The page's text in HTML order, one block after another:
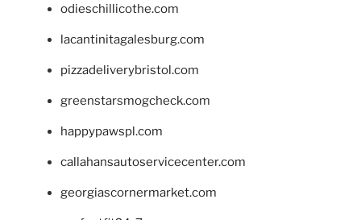
odieschillicothe.com
lacantinitagalesburg.com
pizzadeliverybristol.com
greenstarsmogcheck.com
happypawspl.com
callahansautoservicecenter.com
georgiascornermarket.com